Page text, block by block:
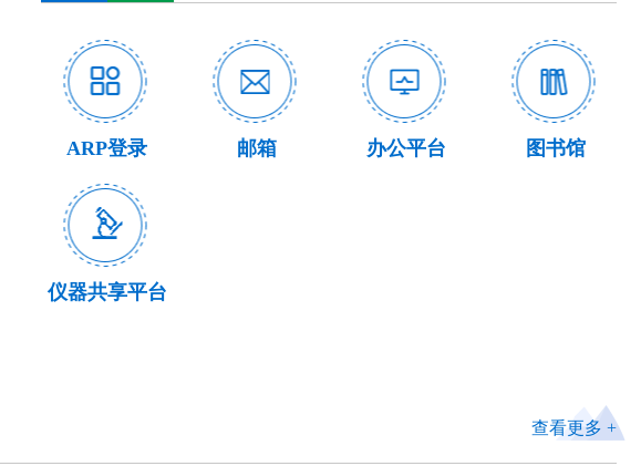
07-31
2026
成都山地所非接触式冰厚探测仪采购项目公开招标公告
07-31
07-31
2026
02-04
2026
成都山地所特别研究助理(博士后)招聘启事
02-04
03-23
2021
ARP登录 邮箱 办公平台 图书馆
仪器共享平台
查看更多 +